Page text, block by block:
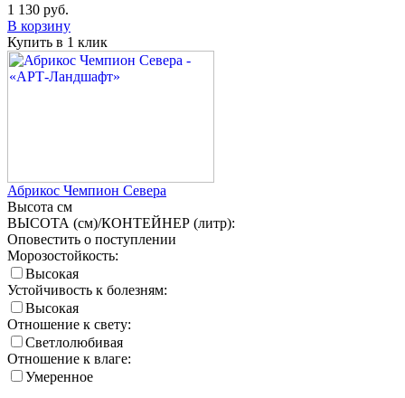
1 130 руб.
В корзину
Купить в 1 клик
Абрикос Чемпион Севера
Высота см
ВЫСОТА (см)/КОНТЕЙНЕР (литр):
Оповестить о поступлении
Морозостойкость:
Высокая
Устойчивость к болезням:
Высокая
Отношение к свету:
Светлолюбивая
Отношение к влаге:
Умеренное